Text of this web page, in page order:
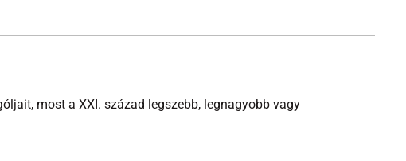
most a XXI. század legszebb, legnagyobb vagy